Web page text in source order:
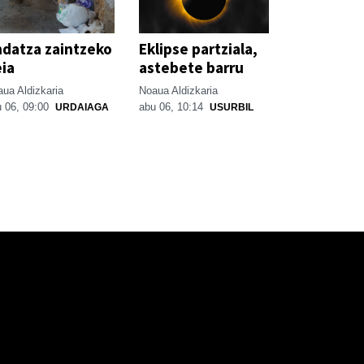
zaintzeko
Aldizkaria
06, 09:00 URDAIAGA
Eklipse partziala,
astebete barru
Noaua Aldizkaria
abu 06, 10:14 USURBIL